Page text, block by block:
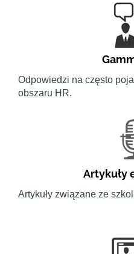
Odpowiedzi na często
obszaru HR.
Artykuły
Artykuły związane ze